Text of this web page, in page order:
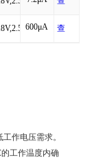
细
详
看
600μA 查
作电压需求。
工作温度内确